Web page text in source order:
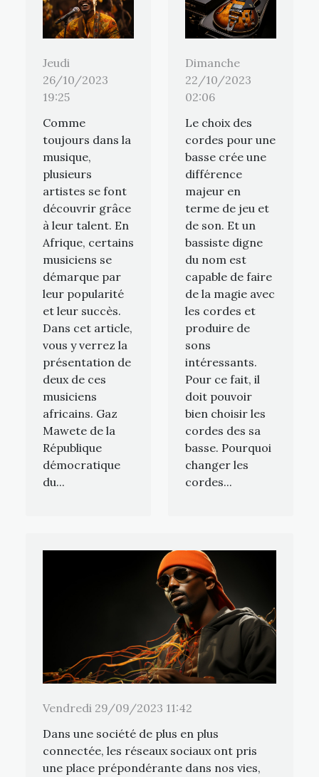
Jeudi
26/10/2023
19:25
Comme
toujours dans la
musique,
plusieurs
artistes se font
découvrir grâce
à leur talent. En
Afrique, certains
musiciens se
démarque par
leur popularité
et leur succès.
Dans cet article,
vous y verrez la
présentation de
deux de ces
musiciens
africains. Gaz
Mawete de la
République
démocratique
du...
Dimanche
22/10/2023
02:06
Le choix des
cordes pour une
basse crée une
différence
majeur en
terme de jeu et
de son. Et un
bassiste digne
du nom est
capable de faire
de la magie avec
les cordes et
produire de
sons
intéressants.
Pour ce fait, il
doit pouvoir
bien choisir les
cordes des sa
basse. Pourquoi
changer les
cordes...
Vendredi 29/09/2023 11:42
Dans une société de plus en plus
connectée, les réseaux sociaux ont pris
une place prépondérante dans nos vies,